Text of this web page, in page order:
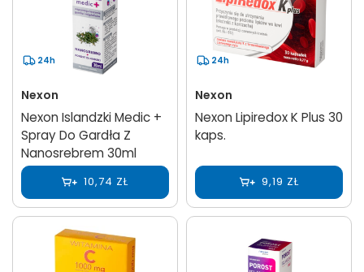
24h
Nexon
Nexon Islandzki Medic +
Spray Do Gardła Z
Nanosrebrem 30ml
10,74 ZŁ
24h
Nexon
Nexon Lipiredox K Plus 30
kaps.
9,19 ZŁ